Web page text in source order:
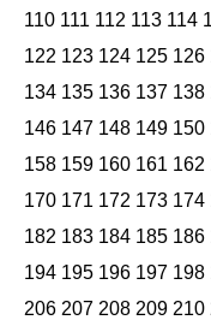
110 111 112 113 114
122 123 124 125 126
134 135 136 137 138
146 147 148 149 150
158 159 160 161 162
170 171 172 173 174
182 183 184 185 186
194 195 196 197 198
206 207 208 209 210